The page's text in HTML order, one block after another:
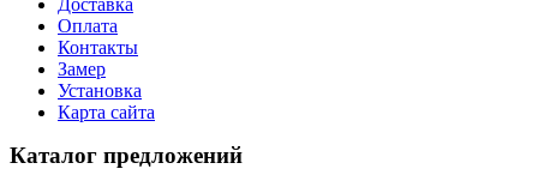
Доставка
Оплата
Контакты
Замер
Установка
Карта сайта
Каталог предложений